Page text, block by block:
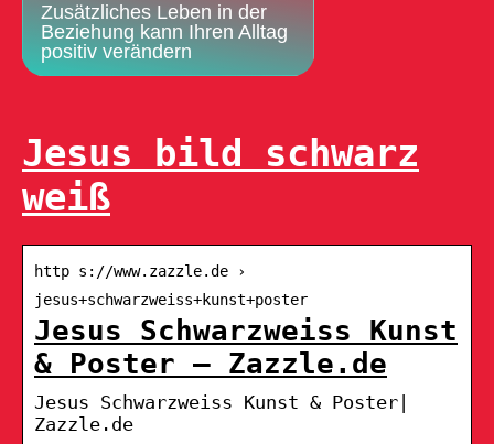
Zusätzliches Leben in der
Beziehung kann Ihren Alltag
positiv verändern
Jesus bild schwarz
weiß
http s://www.zazzle.de ›
jesus+schwarzweiss+kunst+poster
Jesus Schwarzweiss Kunst
& Poster – Zazzle.de
Jesus Schwarzweiss Kunst & Poster|
Zazzle.de